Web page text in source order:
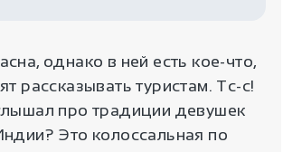
однако в ней есть кое-что,
рассказывать туристам. Тс-с!
про традиции девушек
Это колоссальная по